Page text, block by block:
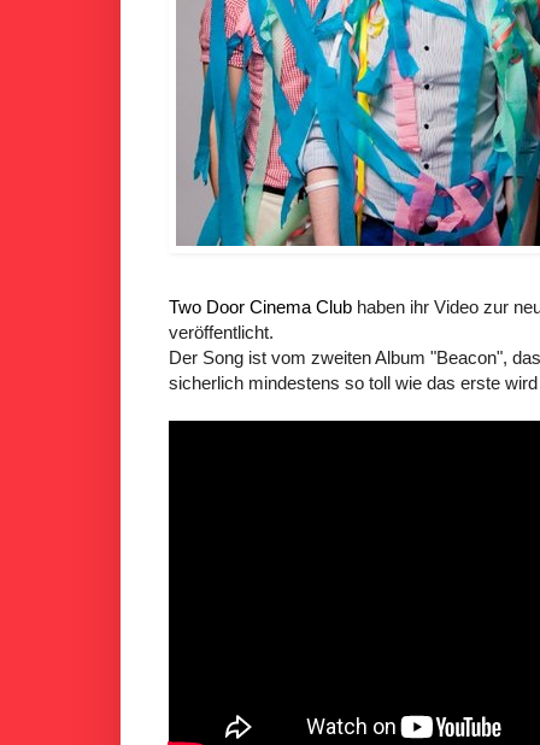
Two Door Cinema Club haben ihr Video zur
veröffentlicht.
Der Song ist vom zweiten Album "Beacon",
sicherlich mindestens so toll wie das erste